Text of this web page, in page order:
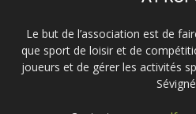
Le but de l’association est de
que sport de loisir et de
joueurs et de gérer les activités